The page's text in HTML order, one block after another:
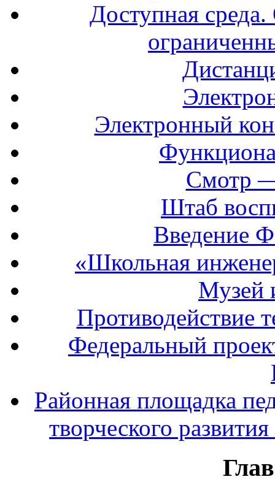
Доступная
Электронный
Смотр
Штаб
Введение
«Школьная
Музей
Противодействие
Федеральный
Районная площадка
творческого